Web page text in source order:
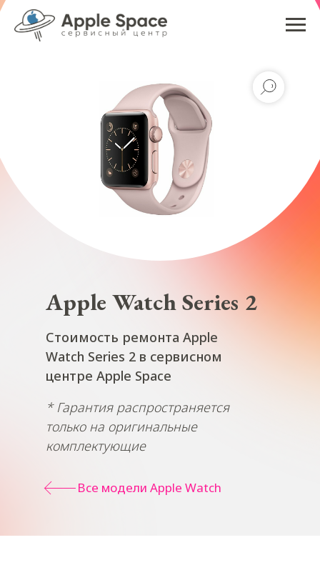
Все модели Apple Watch
Стоимость ремонта Apple
Watch Series 2 в сервисном
центре Apple Space
* Гарантия распространяется
только на оригинальные
комплектующие
Apple Watch Series 2